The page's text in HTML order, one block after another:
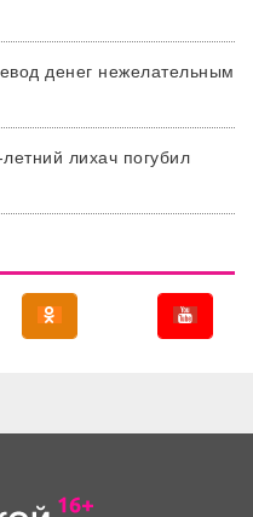
денег нежелательным
лихач погубил